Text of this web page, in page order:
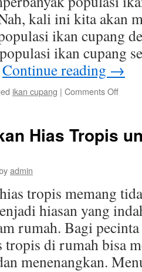
kali ini kita akan
ikan cupang
ikan cupang
Continue reading →
ikan cupang | Comments Offon
Ikan
Hias Tropis
admin
tropis memang
hiasan yang
rumah. Bagi
di rumah bisa
menenangkan.